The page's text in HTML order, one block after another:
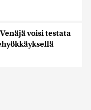
voisi testata